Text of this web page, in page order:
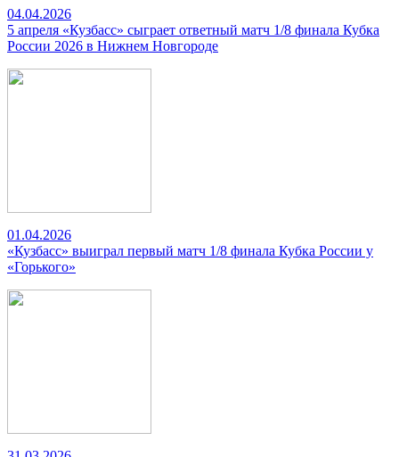
04.04.2026
5 апреля «Кузбасс» сыграет ответный матч 1/8 финала Кубка
России 2026 в Нижнем Новгороде
01.04.2026
«Кузбасс» выиграл первый матч 1/8 финала Кубка России у
«Горького»